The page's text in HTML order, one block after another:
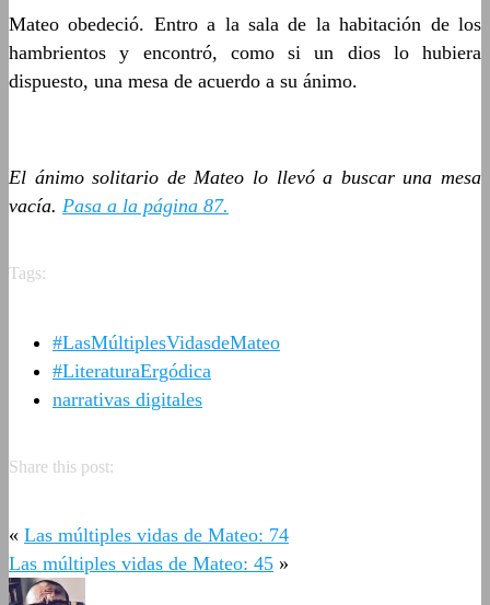
Mateo obedeció. Entro a la sala de la habitación de los
hambrientos y encontró, como si un dios lo hubiera
dispuesto, una mesa de acuerdo a su ánimo.
El ánimo solitario de Mateo lo llevó a buscar una mesa
vacía. Pasa a la página 87.
Tags:
#LasMúltiplesVidasdeMateo
#LiteraturaErgódica
narrativas digitales
Share this post:
« Las múltiples vidas de Mateo: 74
Las múltiples vidas de Mateo: 45 »